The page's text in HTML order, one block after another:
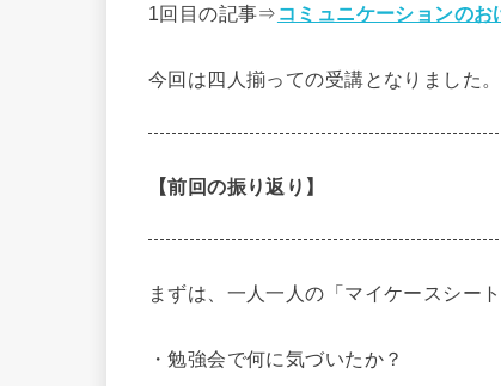
1回目の記事⇒ コミュニケーションの
今回は四人揃っての受講となりました。
【前回の振り返り】
まずは、一人一人の「マイケースシー
・勉強会で何に気づいたか？